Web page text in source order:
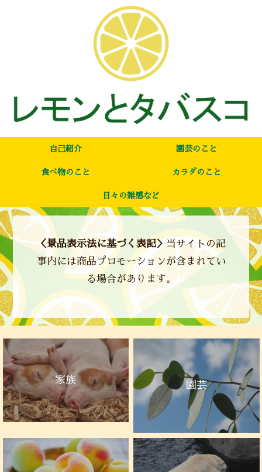
自己紹介 園芸のこと
食べ物のこと カラダのこと
日々の雑感など
＜景品表示法に基づく表記＞ 当サイトの記
事内には商品プロモーションが含まれてい
る場合があります。
家族
園芸